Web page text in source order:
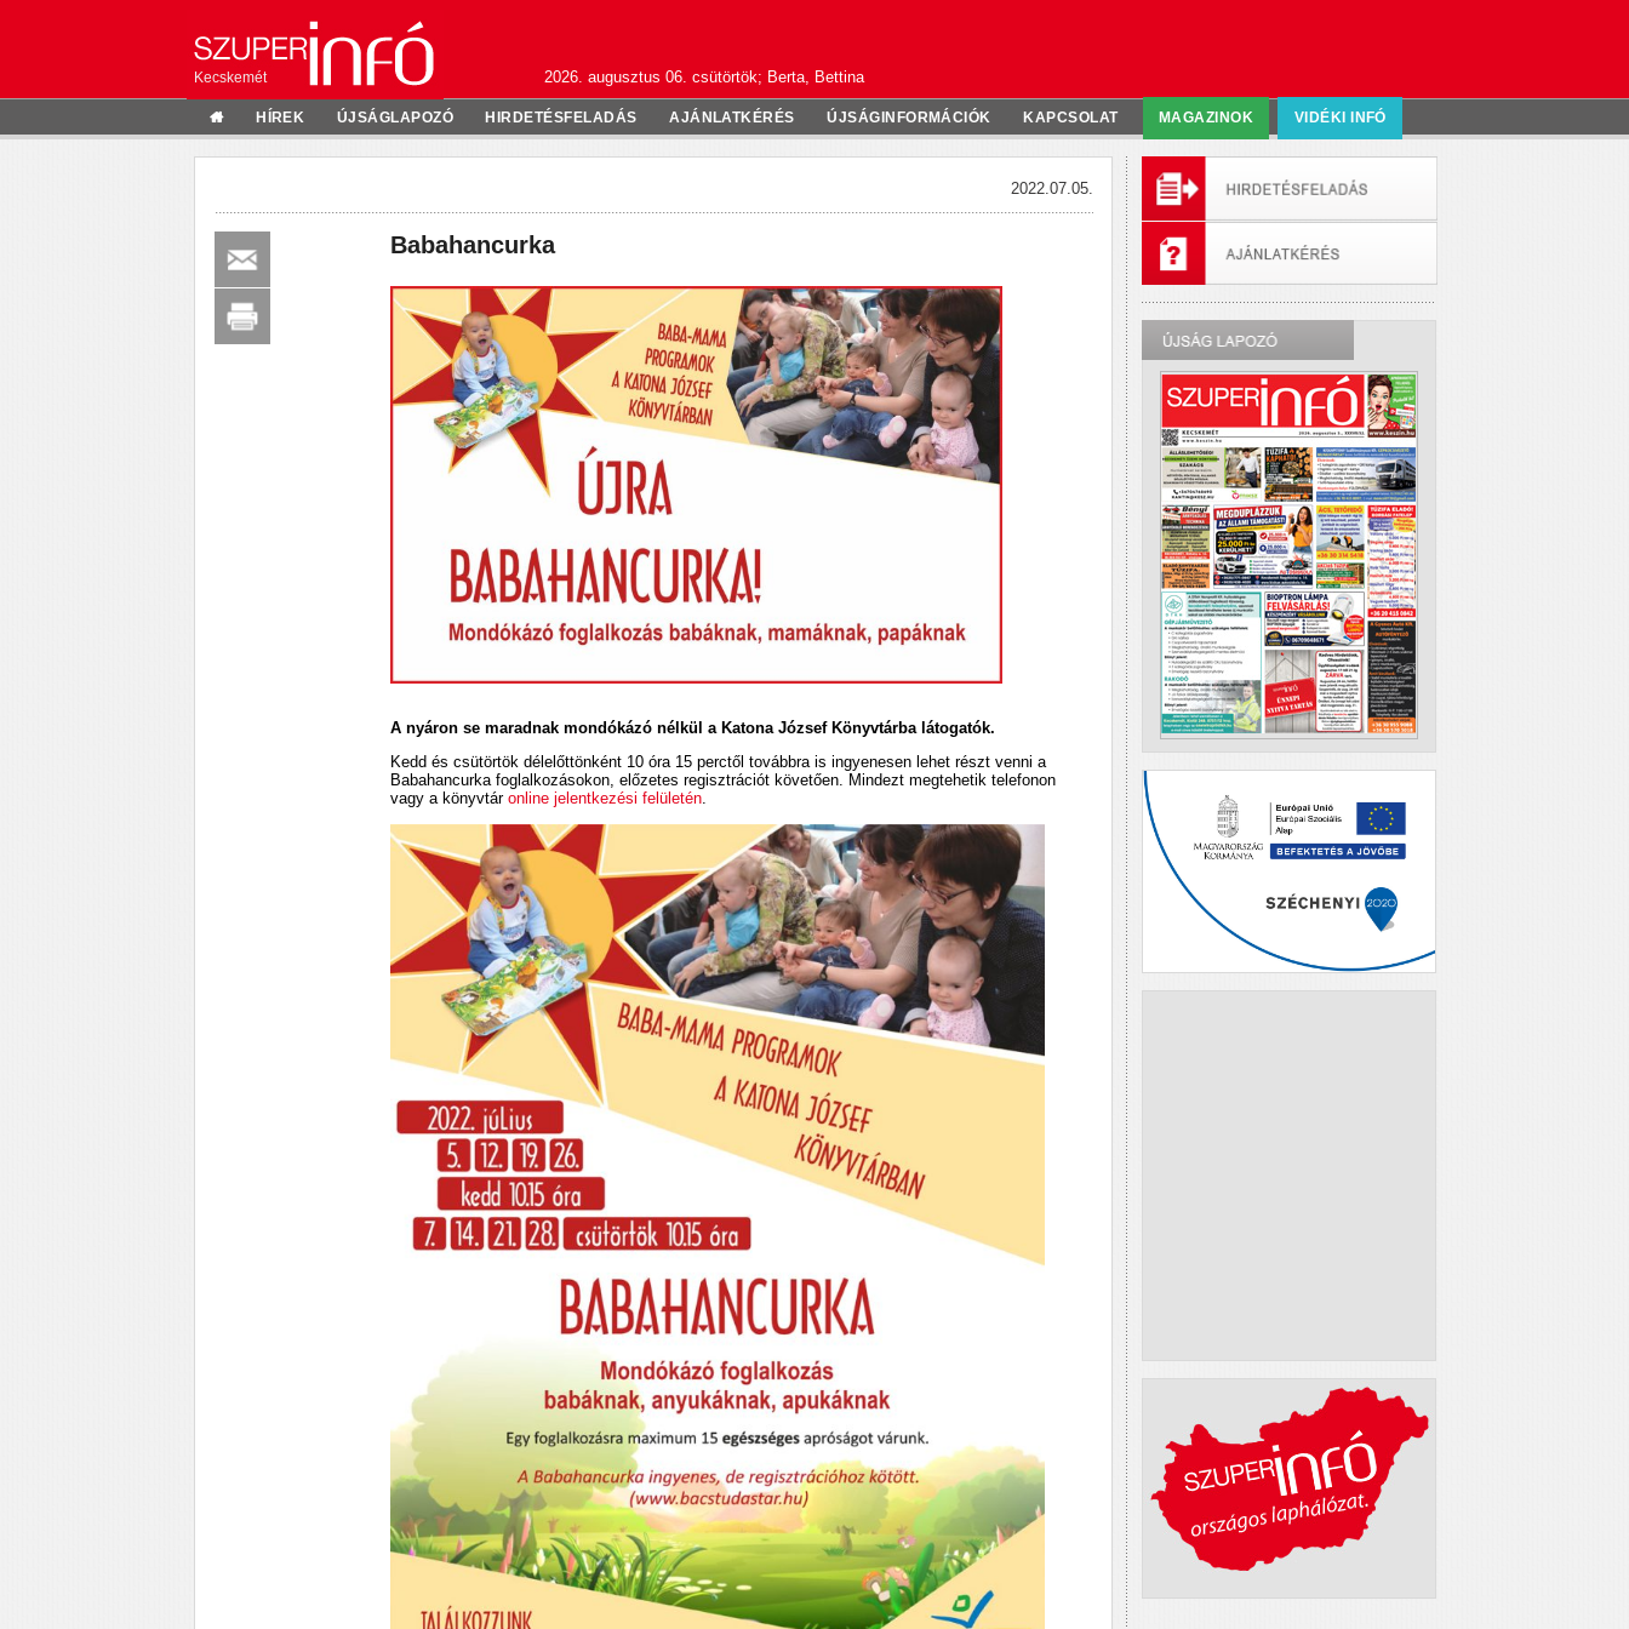
Kecskemét 2026. augusztus 06. csütörtök; Berta, Bettina
HÍREK ÚJSÁGLAPOZÓ HIRDETÉSFELADÁS AJÁNLATKÉRÉS ÚJSÁGINFORMÁCIÓK KAPCSOLAT MAGAZINOK VIDÉKI INFÓ
2022.07.05.
Babahancurka
A nyáron se maradnak mondókázó nélkül a Katona József Könyvtárba látogatók.
Kedd és csütörtök délelőttönként 10 óra 15 perctől továbbra is ingyenesen lehet részt venni a
Babahancurka foglalkozásokon, előzetes regisztrációt követően. Mindezt megtehetik telefonon
vagy a könyvtáronline jelentkezési felületén.